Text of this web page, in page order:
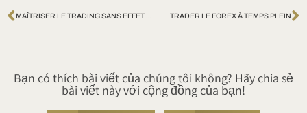
TRADER LE FOREX À TEMPS PLEIN
Bạn có thích bài viết của chúng tôi không? Hãy chia sẻ
bài viết này với cộng đồng của bạn!